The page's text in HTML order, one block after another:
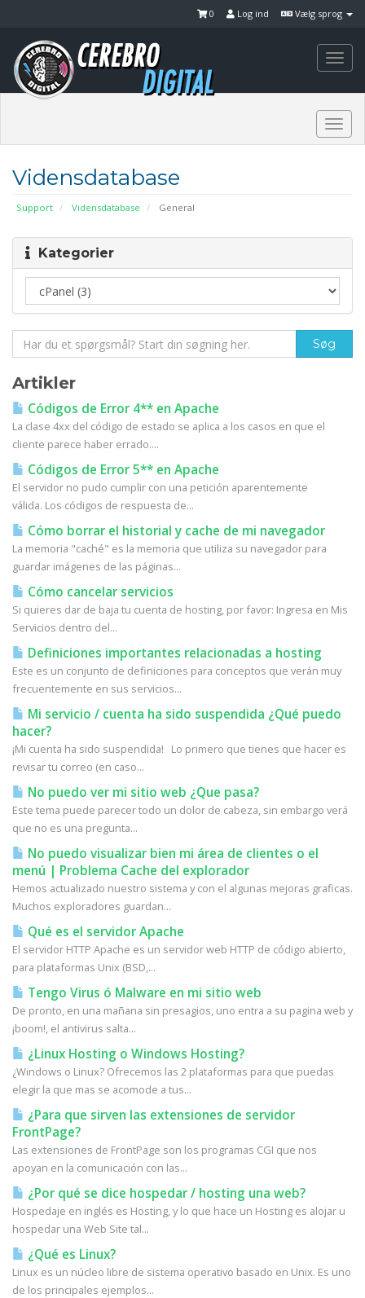
Vælg sprog
Log ind
0
Vidensdatabase
Support Vidensdatabase General
Kategorier
Artikler
Códigos de Error 4** en Apache
La clase 4xx del código de estado se aplica a los casos en que el
cliente parece haber errado....
Códigos de Error 5** en Apache
El servidor no pudo cumplir con una petición aparentemente
válida. Los códigos de respuesta de...
Cómo borrar el historial y cache de mi navegador
La memoria "caché" es la memoria que utiliza su navegador para
guardar imágenes de las páginas...
Cómo cancelar servicios
Si quieres dar de baja tu cuenta de hosting, por favor: Ingresa en Mis
Servicios dentro del...
Definiciones importantes relacionadas a hosting
Este es un conjunto de definiciones para conceptos que verán muy
frecuentemente en sus servicios...
Mi servicio / cuenta ha sido suspendida ¿Qué puedo
hacer?
¡Mi cuenta ha sido suspendida! Lo primero que tienes que hacer es
revisar tu correo (en caso...
No puedo ver mi sitio web ¿Que pasa?
Este tema puede parecer todo un dolor de cabeza, sin embargo verá
que no es una pregunta...
No puedo visualizar bien mi área de clientes o el
menú | Problema Cache del explorador
Hemos actualizado nuestro sistema y con el algunas mejoras graficas.
Muchos exploradores guardan...
Qué es el servidor Apache
El servidor HTTP Apache es un servidor web HTTP de código abierto,
para plataformas Unix (BSD,...
Tengo Virus ó Malware en mi sitio web
De pronto, en una mañana sin presagios, uno entra a su pagina web y
¡boom!, el antivirus salta...
¿Linux Hosting o Windows Hosting?
¿Windows o Linux? Ofrecemos las 2 plataformas para que puedas
elegir la que mas se acomode a tus...
¿Para que sirven las extensiones de servidor
FrontPage?
Las extensiones de FrontPage son los programas CGI que nos
apoyan en la comunicación con las...
¿Por qué se dice hospedar / hosting una web?
Hospedaje en inglés es Hosting, y lo que hace un Hosting es alojar u
hospedar una Web Site tal...
¿Qué es Linux?
Linux es un núcleo libre de sistema operativo basado en Unix. Es uno
de los principales ejemplos...